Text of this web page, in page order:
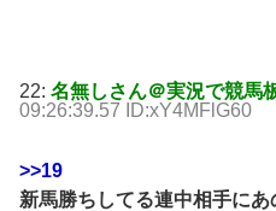
22: 名無しさん＠実況で競馬
09:26:39.57 ID:xY4MFlG60
>>19
新馬勝ちしてる連中相手に